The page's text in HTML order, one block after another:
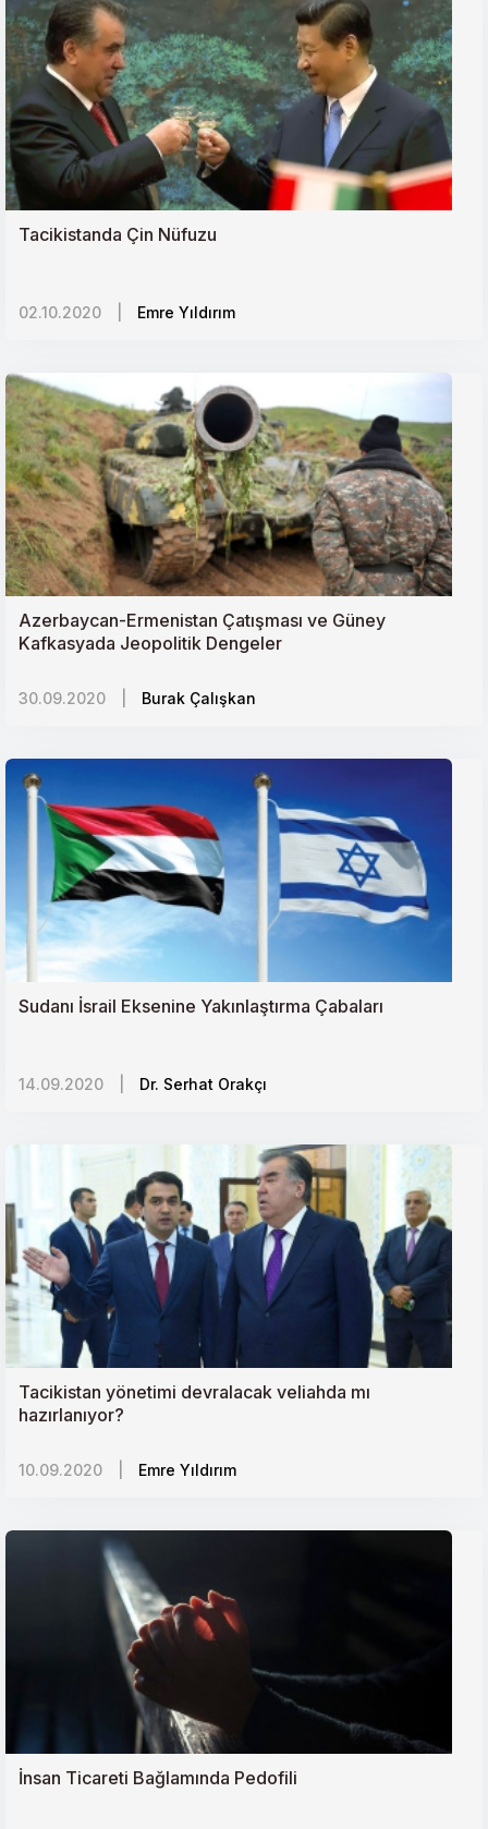
Tacikistanda Çin Nüfuzu
02.10.2020 Emre Yıldırım
Azerbaycan-Ermenistan Çatışması ve Güney
Kafkasyada Jeopolitik Dengeler
30.09.2020 Burak Çalışkan
Sudanı İsrail Eksenine Yakınlaştırma Çabaları
14.09.2020 Dr. Serhat Orakçı
Tacikistan yönetimi devralacak veliahda mı
hazırlanıyor?
10.09.2020 Emre Yıldırım
İnsan Ticareti Bağlamında Pedofili